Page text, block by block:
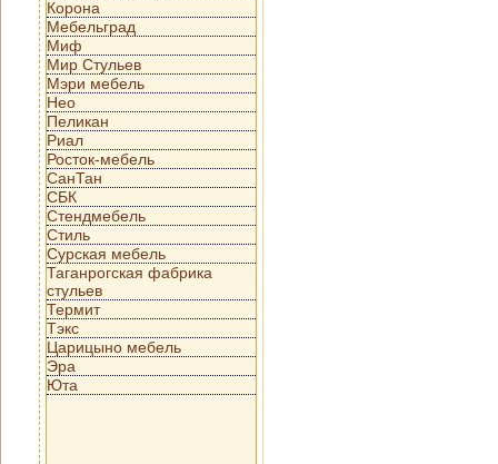
Корона
Мебельград
Миф
Мир Стульев
Мэри мебель
Нео
Пеликан
Риал
Росток-мебель
СанТан
СБК
Стендмебель
Стиль
Сурская мебель
Таганрогская фабрика
стульев
Термит
Тэкс
Царицыно мебель
Эра
Юта